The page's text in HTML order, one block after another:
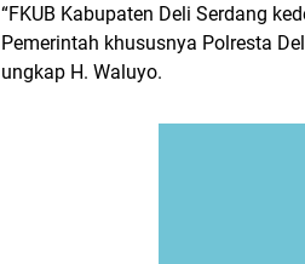
“FKUB Kabupaten Deli Serdang
Pemerintah khususnya Polresta
ungkap H. Waluyo.